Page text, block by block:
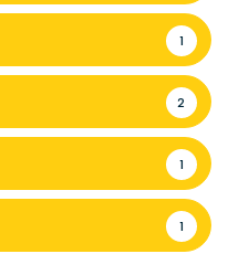
1
2
1
1